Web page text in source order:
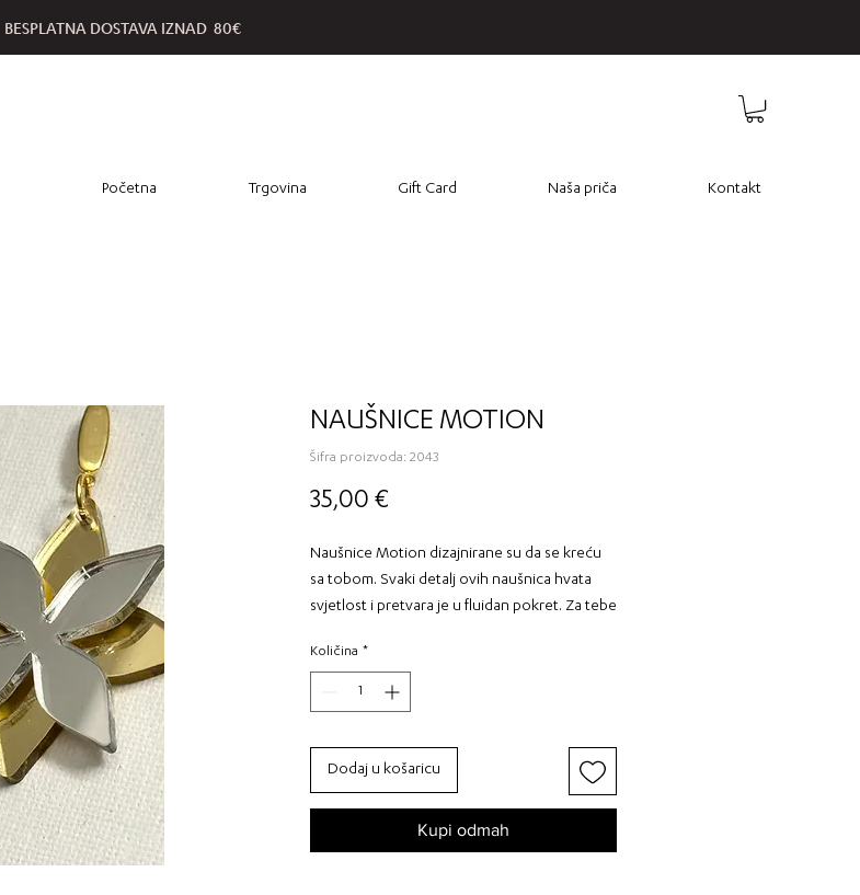
BESPLATNA DOSTAVA IZNAD 80€
Početna Trgovina Gift Card Naša priča Kontakt
NAUŠNICE MOTION
Šifra proizvoda: 2043
35,00 €
Naušnice Motion dizajnirane su da se kreću
sa tobom. Svaki detalj ovih naušnica hvata
svjetlost i pretvara je u fluidan pokret. Za tebe
zrače spontanošću.
Učini svoj stil nezaboravnim - odaberi
Materijal: akrilno staklo, čelik komponente
Dimenzija: medium, visina cca 6,5 cm
Količina *
Dodaj u košaricu
Kupi odmah